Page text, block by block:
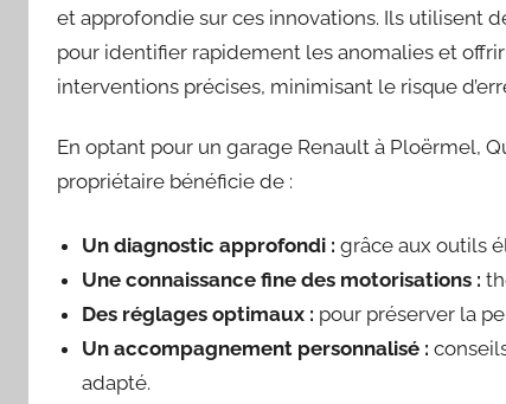
et approfondie sur ces innovations. Ils utilisent
pour identifier rapidement les anomalies et
interventions précises, minimisant le risque
En optant pour un garage Renault à Ploërmel,
propriétaire bénéficie de :
Un diagnostic approfondi : grâce aux outils
Une connaissance fine des motorisations :
Des réglages optimaux : pour préserver la
Un accompagnement personnalisé :
adapté.